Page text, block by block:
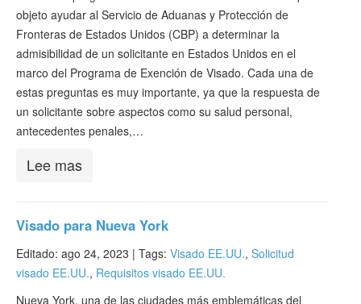
objeto ayudar al Servicio de Aduanas y Protección de
Fronteras de Estados Unidos (CBP) a determinar la
admisibilidad de un solicitante en Estados Unidos en el
marco del Programa de Exención de Visado. Cada una de
estas preguntas es muy importante, ya que la respuesta de
un solicitante sobre aspectos como su salud personal,
antecedentes penales,…
Lee mas
Visado para Nueva York
Editado: ago 24, 2023 | Tags: Visado EE.UU., Solicitud
visado EE.UU., Requisitos visado EE.UU.
Nueva York, una de las ciudades más emblemáticas del